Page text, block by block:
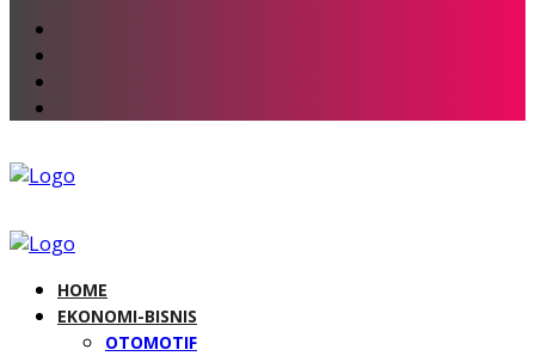
HOME
EKONOMI-BISNIS
OTOMOTIF